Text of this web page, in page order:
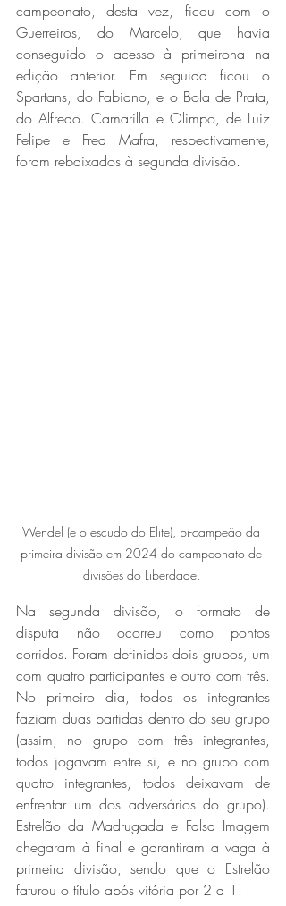
campeonato, desta vez, ficou com o
Guerreiros, do Marcelo, que havia
conseguido o acesso à primeirona na
edição anterior. Em seguida ficou o
Spartans, do Fabiano, e o Bola de Prata,
do Alfredo. Camarilla e Olimpo, de Luiz
Felipe e Fred Mafra, respectivamente,
foram rebaixados à segunda divisão.
Wendel (e o escudo do Elite), bi-campeão da
primeira divisão em 2024 do campeonato de
divisões do Liberdade.
Na segunda divisão, o formato de
disputa não ocorreu como pontos
corridos. Foram definidos dois grupos, um
com quatro participantes e outro com três.
No primeiro dia, todos os integrantes
faziam duas partidas dentro do seu grupo
(assim, no grupo com três integrantes,
todos jogavam entre si, e no grupo com
quatro integrantes, todos deixavam de
enfrentar um dos adversários do grupo).
Estrelão da Madrugada e Falsa Imagem
chegaram à final e garantiram a vaga à
primeira divisão, sendo que o Estrelão
faturou o título após vitória por 2 a 1.